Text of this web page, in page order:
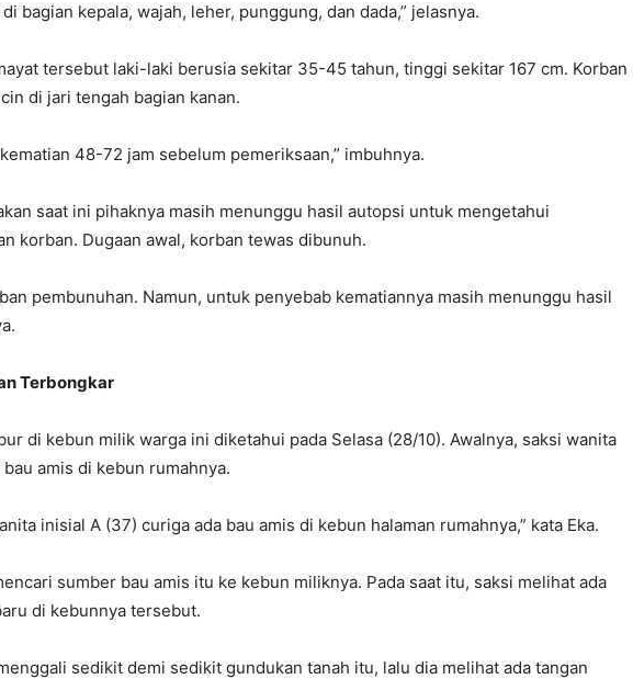
bagian kepala, wajah, leher, punggung, dan dada,” jelasnya.
tersebut laki-laki berusia sekitar 35-45 tahun, tinggi sekitar 167 cm. Korban
di jari tengah bagian kanan.
48-72 jam sebelum pemeriksaan,” imbuhnya.
saat ini pihaknya masih menunggu hasil autopsi untuk mengetahui
korban. Dugaan awal, korban tewas dibunuh.
pembunuhan. Namun, untuk penyebab kematiannya masih menunggu hasil
Terbongkar
di kebun milik warga ini diketahui pada Selasa (28/10). Awalnya, saksi wanita
amis di kebun rumahnya.
inisial A (37) curiga ada bau amis di kebun halaman rumahnya,” kata Eka.
sumber bau amis itu ke kebun miliknya. Pada saat itu, saksi melihat ada
di kebunnya tersebut.
sedikit demi sedikit gundukan tanah itu, lalu dia melihat ada tangan